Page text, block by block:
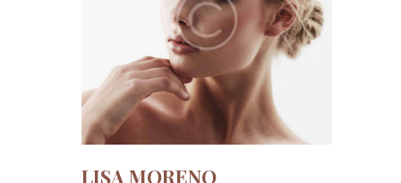
LISA MORENO